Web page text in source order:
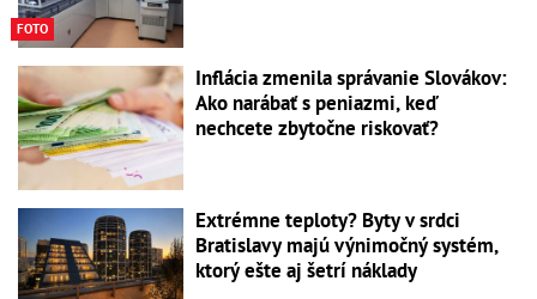
FOTO
Inflácia zmenila správanie Slovákov:
Ako narábať s peniazmi, keď
nechcete zbytočne riskovať?
Extrémne teploty? Byty v srdci
Bratislavy majú výnimočný systém,
ktorý ešte aj šetrí náklady